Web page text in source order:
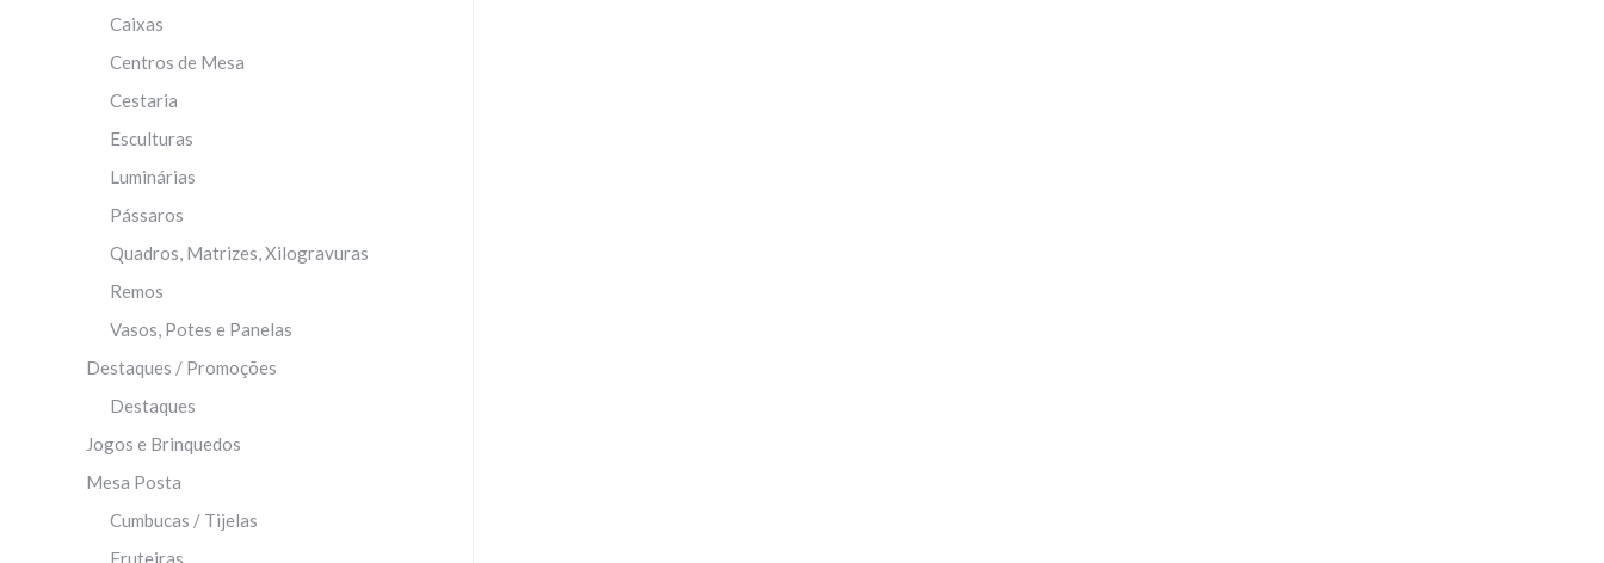
Caixas
Centros de Mesa
Cestaria
Esculturas
Luminárias
Pássaros
Quadros, Matrizes, Xilogravuras
Remos
Vasos, Potes e Panelas
Destaques / Promoções
Destaques
Jogos e Brinquedos
Mesa Posta
Cumbucas / Tijelas